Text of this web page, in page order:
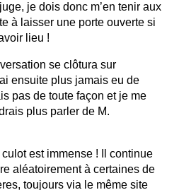
je dois donc m’en tenir aux
à laisser une porte ouverte si
lieu !
se clôtura sur
ensuite plus jamais eu de
pas de toute façon et je me
plus parler de M.
est immense ! Il continue
aléatoirement à certaines de
toujours via le même site